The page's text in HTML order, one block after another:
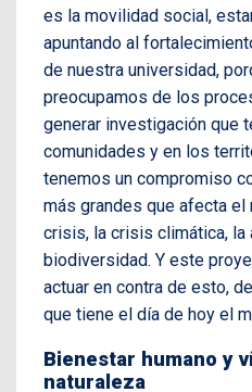
es la movilidad social,
apuntando al
de nuestra universidad,
preocupamos de los
generar investigación que
comunidades y en los
tenemos un compromiso
más grandes que afecta el
crisis, la crisis climática, la
biodiversidad. Y este
actuar en contra de esto,
que tiene el día de hoy el
Bienestar humano y
naturaleza